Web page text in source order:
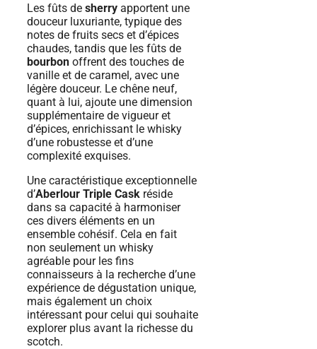
Les fûts de sherry apportent une
douceur luxuriante, typique des
notes de fruits secs et d’épices
chaudes, tandis que les fûts de
bourbon offrent des touches de
vanille et de caramel, avec une
légère douceur. Le chêne neuf,
quant à lui, ajoute une dimension
supplémentaire de vigueur et
d’épices, enrichissant le whisky
d’une robustesse et d’une
complexité exquises.
Une caractéristique exceptionnelle
d’Aberlour Triple Cask réside
dans sa capacité à harmoniser
ces divers éléments en un
ensemble cohésif. Cela en fait
non seulement un whisky
agréable pour les fins
connaisseurs à la recherche d’une
expérience de dégustation unique,
mais également un choix
intéressant pour celui qui souhaite
explorer plus avant la richesse du
scotch.